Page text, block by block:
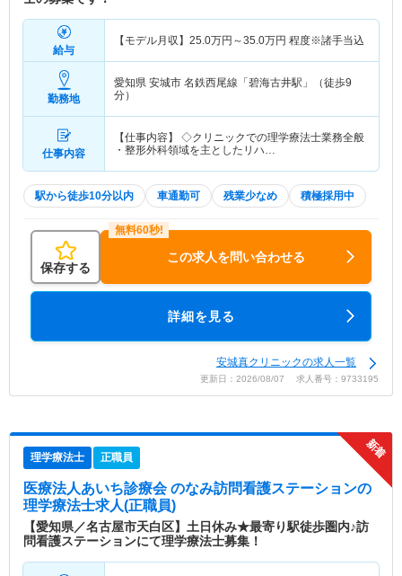
給与
【モデル月収】 25.0万円～35.0万円 程度※諸手当込
勤務地
愛知県 安城市 名鉄西尾線「碧海古井駅」（徒歩9
分）
仕事内容
【仕事内容】 ◇クリニックでの理学療法士業務全般
・整形外科領域を主としたリハ…
駅から徒歩10分以内 車通勤可 残業少なめ 積極採用中
保存する
この求人を問い合わせる
詳細を見る
安城真クリニックの求人一覧
更新日：2026/08/07 求人番号：9733195
理学療法士 正職員
医療法人あいち診療会 のなみ訪問看護ステーションの
理学療法士求人(正職員)
【愛知県／名古屋市天白区】土日休み★最寄り駅徒歩圏内♪訪
問看護ステーションにて理学療法士募集！